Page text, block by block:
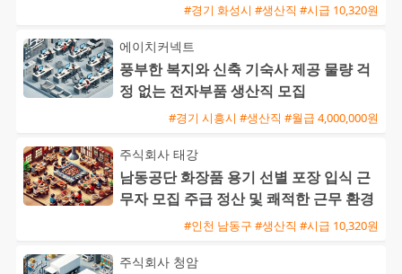
#경기 화성시 #생산직 #시급 10,320원
에이치커넥트
풍부한 복지와 신축 기숙사 제공 물량 걱
정 없는 전자부품 생산직 모집
#경기 시흥시 #생산직 #월급 4,000,000원
주식회사 태강
남동공단 화장품 용기 선별 포장 입식 근
무자 모집 주급 정산 및 쾌적한 근무 환경
#인천 남동구 #생산직 #시급 10,320원
주식회사 청암